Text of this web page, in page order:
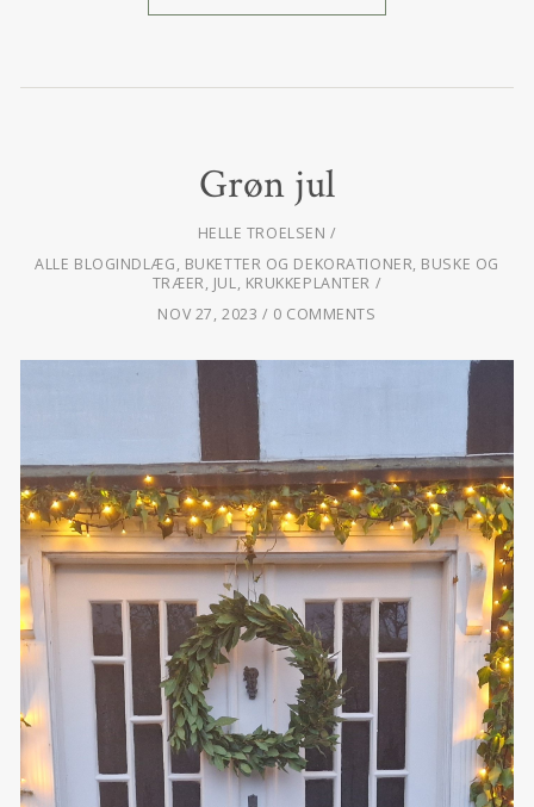
Grøn jul
HELLE TROELSEN
ALLE BLOGINDLÆG, BUKETTER OG DEKORATIONER, BUSKE OG
TRÆER, JUL, KRUKKEPLANTER
NOV 27, 2023
0 COMMENTS